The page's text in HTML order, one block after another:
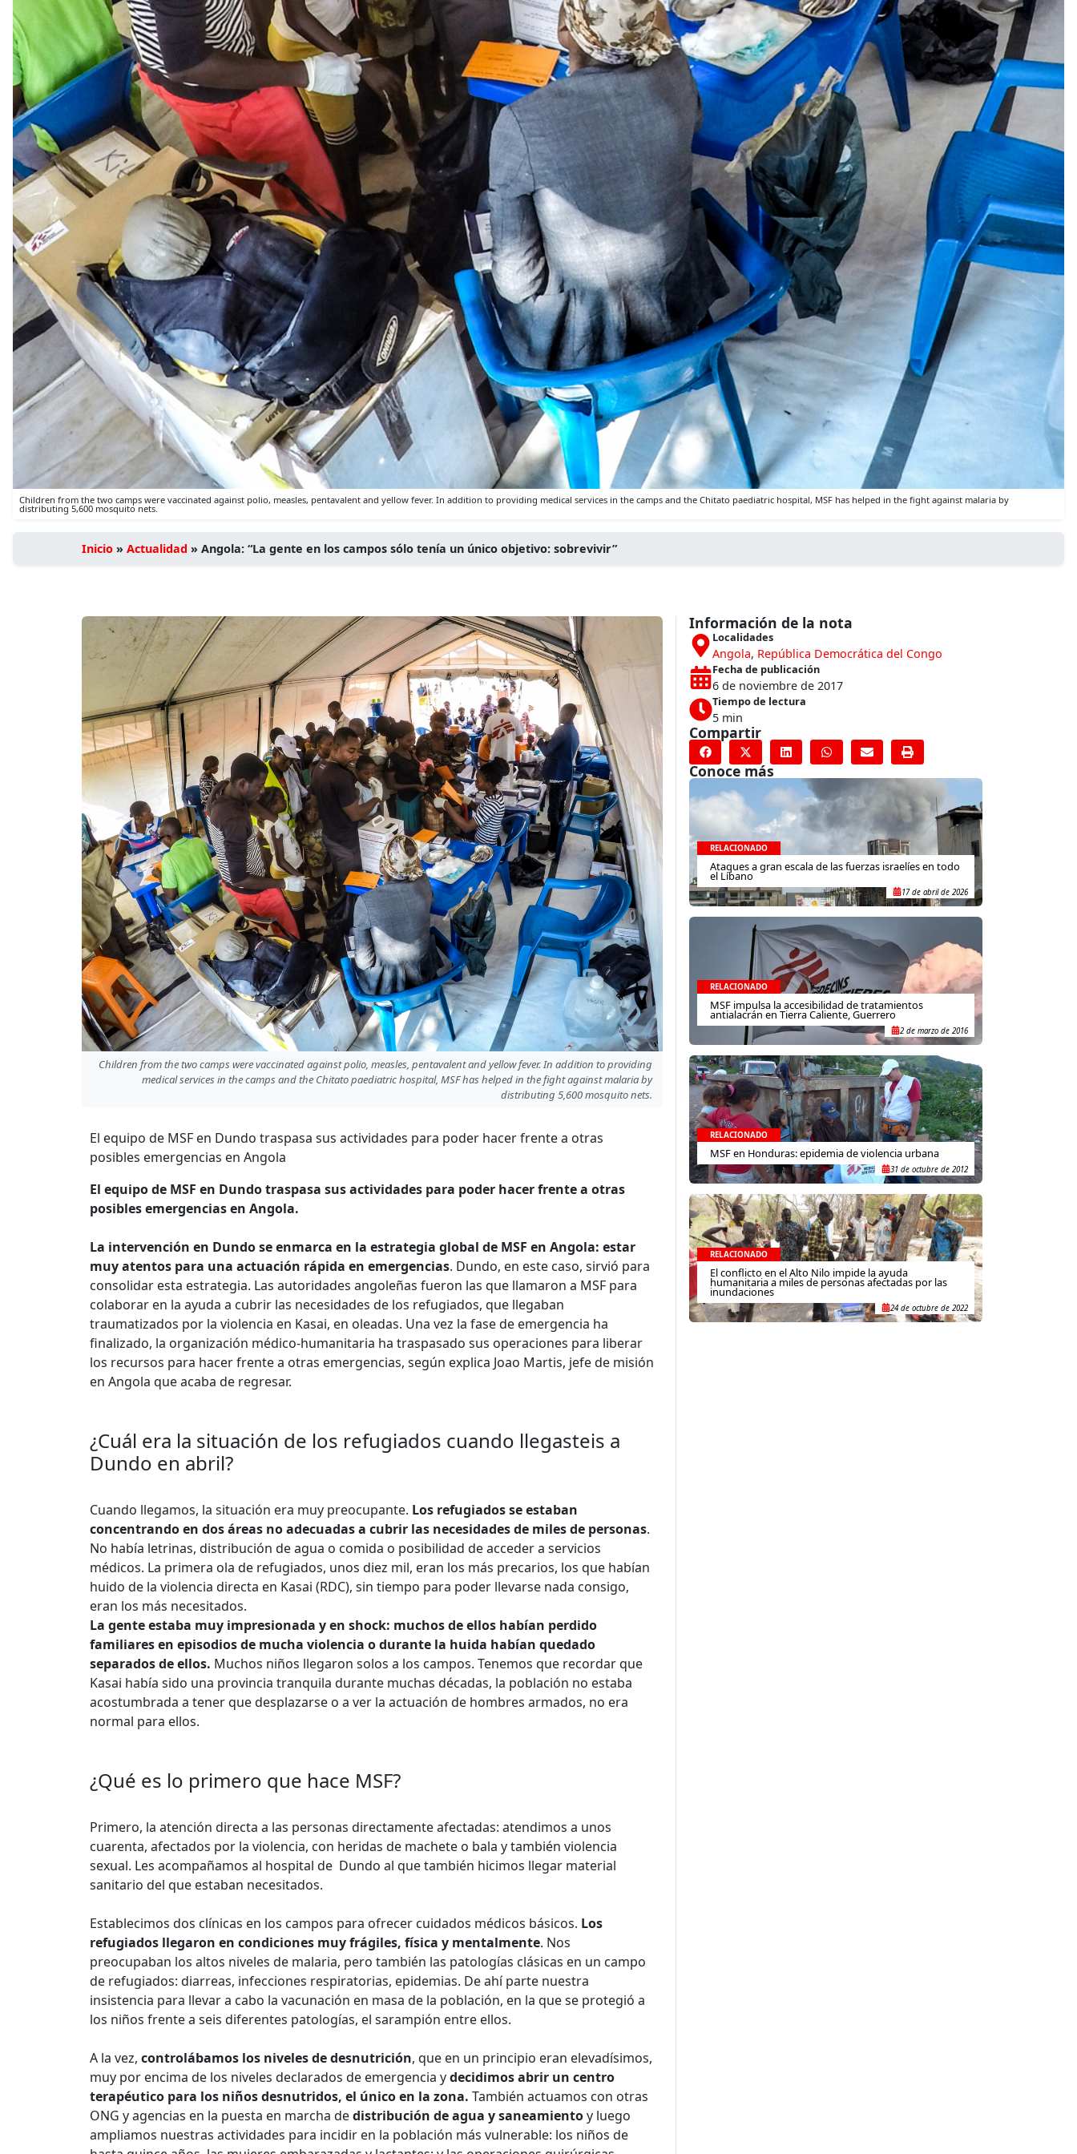
Children from the two camps were vaccinated against polio, measles, pentavalent and yellow fever. In addition to providing medical services in the camps and the Chitato paediatric hospital, MSF has helped in the fight against malaria by
distributing 5,600 mosquito nets.
Inicio » Actualidad » Angola: “La gente en los campos sólo tenía un único objetivo: sobrevivir”
Children from the two camps were vaccinated against polio, measles, pentavalent and yellow fever. In addition to providing
medical services in the camps and the Chitato paediatric hospital, MSF has helped in the fight against malaria by
distributing 5,600 mosquito nets.
El equipo de MSF en Dundo traspasa sus actividades para poder hacer frente a otras
posibles emergencias en Angola
El equipo de MSF en Dundo traspasa sus actividades para poder hacer frente a otras
posibles emergencias en Angola.
La intervención en Dundo se enmarca en la estrategia global de MSF en Angola: estar
muy atentos para una actuación rápida en emergencias. Dundo, en este caso, sirvió para
consolidar esta estrategia. Las autoridades angoleñas fueron las que llamaron a MSF para
colaborar en la ayuda a cubrir las necesidades de los refugiados, que llegaban
traumatizados por la violencia en Kasai, en oleadas. Una vez la fase de emergencia ha
finalizado, la organización médico-humanitaria ha traspasado sus operaciones para liberar
los recursos para hacer frente a otras emergencias, según explica Joao Martis, jefe de misión
en Angola que acaba de regresar.
¿Cuál era la situación de los refugiados cuando llegasteis a
Dundo en abril?
Cuando llegamos, la situación era muy preocupante. Los refugiados se estaban
concentrando en dos áreas no adecuadas a cubrir las necesidades de miles de personas.
No había letrinas, distribución de agua o comida o posibilidad de acceder a servicios
médicos. La primera ola de refugiados, unos diez mil, eran los más precarios, los que habían
huido de la violencia directa en Kasai (RDC), sin tiempo para poder llevarse nada consigo,
eran los más necesitados.
La gente estaba muy impresionada y en shock: muchos de ellos habían perdido
familiares en episodios de mucha violencia o durante la huida habían quedado
separados de ellos. Muchos niños llegaron solos a los campos. Tenemos que recordar que
Kasai había sido una provincia tranquila durante muchas décadas, la población no estaba
acostumbrada a tener que desplazarse o a ver la actuación de hombres armados, no era
normal para ellos.
¿Qué es lo primero que hace MSF?
Primero, la atención directa a las personas directamente afectadas: atendimos a unos
cuarenta, afectados por la violencia, con heridas de machete o bala y también violencia
sexual. Les acompañamos al hospital de Dundo al que también hicimos llegar material
sanitario del que estaban necesitados.
Establecimos dos clínicas en los campos para ofrecer cuidados médicos básicos. Los
refugiados llegaron en condiciones muy frágiles, física y mentalmente. Nos
preocupaban los altos niveles de malaria, pero también las patologías clásicas en un campo
de refugiados: diarreas, infecciones respiratorias, epidemias. De ahí parte nuestra
insistencia para llevar a cabo la vacunación en masa de la población, en la que se protegió a
los niños frente a seis diferentes patologías, el sarampión entre ellos.
A la vez, controlábamos los niveles de desnutrición, que en un principio eran elevadísimos,
muy por encima de los niveles declarados de emergencia ydecidimos abrir un centro
terapéutico para los niños desnutridos, el único en la zona. También actuamos con otras
ONG y agencias en la puesta en marcha dedistribución de agua y saneamientoy luego
ampliamos nuestras actividades para incidir en la población más vulnerable: los niños de
Información de la nota
Localidades
Angola, República Democrática del Congo
Fecha de publicación
6 de noviembre de 2017
Tiempo de lectura
5 min
Compartir
Conoce más
RELACIONADO
Ataques a gran escala de las fuerzas israelíes en todo
el Líbano
17 de abril de 2026
RELACIONADO
MSF impulsa la accesibilidad de tratamientos
antialacrán en Tierra Caliente, Guerrero
2 de marzo de 2016
RELACIONADO
MSF en Honduras: epidemia de violencia urbana
31 de octubre de 2012
RELACIONADO
El conflicto en el Alto Nilo impide la ayuda
humanitaria a miles de personas afectadas por las
inundaciones
24 de octubre de 2022